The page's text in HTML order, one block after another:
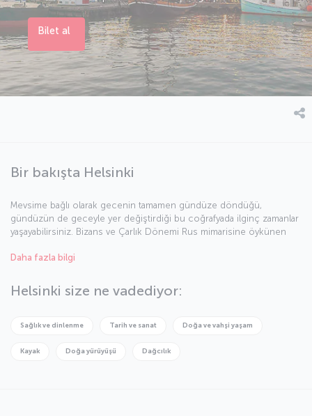
Bilet al
Bir bakışta Helsinki
Mevsime bağlı olarak gecenin tamamen gündüze döndüğü,
gündüzün de geceyle yer değiştirdiği bu coğrafyada ilginç zamanlar
yaşayabilirsiniz. Bizans ve Çarlık Dönemi Rus mimarisine öykünen
Helsinki’nin tarih ve sanat müzelerinde zamanı, mekânı unutun. Hele
makinelerinize sarılın ve kenti en güzel karelerle ölümsüzleştirin.
Kuzey mutfağının önemli bir temsilcisi olan Finlandiya mutfağındda
ve bırakın Helsinki sizi geleneksel lezzetleriyle etkilesin.
Daha fazla bilgi
Helsinki size ne vadediyor:
Sağlık ve dinlenme Tarih ve sanat Doğa ve vahşi yaşam
Kayak Doğa yürüyüşü Dağcılık